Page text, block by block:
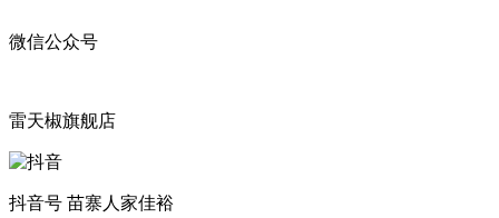
微信公众号
雷天椒旗舰店
抖音号 苗寨人家佳裕